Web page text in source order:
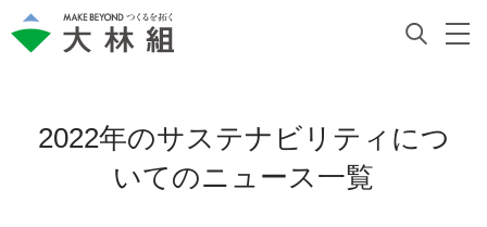
2022年のサステナビリティにつ
いてのニュース一覧